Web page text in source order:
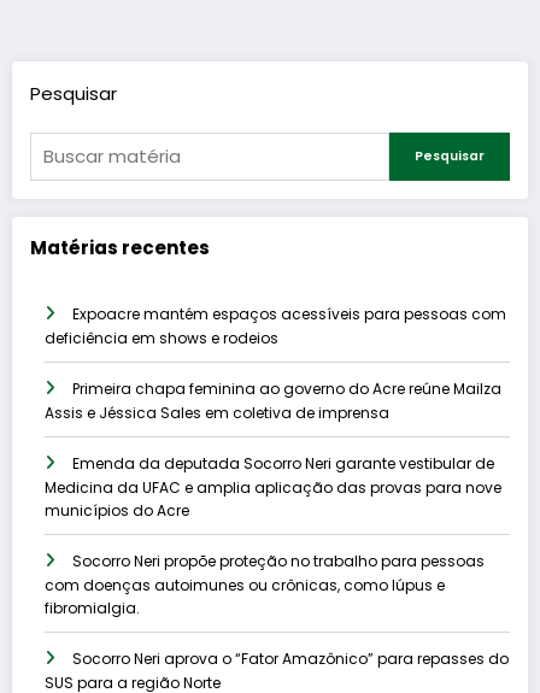
Pesquisar
Pesquisar
Matérias recentes
Expoacre mantém espaços acessíveis para pessoas com
deficiência em shows e rodeios
Primeira chapa feminina ao governo do Acre reúne Mailza
Assis e Jéssica Sales em coletiva de imprensa
Emenda da deputada Socorro Neri garante vestibular de
Medicina da UFAC e amplia aplicação das provas para nove
municípios do Acre
Socorro Neri propõe proteção no trabalho para pessoas
com doenças autoimunes ou crônicas, como lúpus e
fibromialgia.
Socorro Neri aprova o “Fator Amazônico” para repasses do
SUS para a região Norte